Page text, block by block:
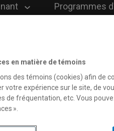
Programmes
en matière de témoins
des témoins (cookies) afin de
votre expérience sur le site, de
de fréquentation, etc. Vous
».